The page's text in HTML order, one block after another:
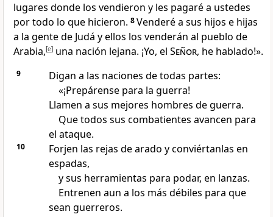
lugares donde los vendieron y les pagaré a ustedes
por todo lo que hicieron. 8Venderé a sus hijos e hijas
a la gente de Judá y ellos los venderán al pueblo de
Arabia,[e] una nación lejana. ¡Yo, el Señor, he hablado!».
9
Digan a las naciones de todas partes:
«¡Prepárense para la guerra!
Llamen a sus mejores hombres de guerra.
Que todos sus combatientes avancen para
el ataque.
10
Forjen las rejas de arado y conviértanlas en
espadas,
y sus herramientas para podar, en lanzas.
Entrenen aun a los más débiles para que
sean guerreros.